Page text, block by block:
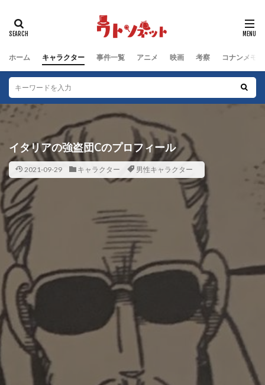
ホーム キャラクター 事件一覧 アニメ 映画 考察 コナンメモ
イタリアの強盗団Cのプロフィール
2021-09-29 キャラクター 男性キャラクター
タグ
江戸川コナン編
被害者
群馬県警編 男性キャラクター
犯人
沖野ヨーコ編
毛利小五郎編
女性キャラクター
服部平次編
少年探偵団
黒の組織
検索